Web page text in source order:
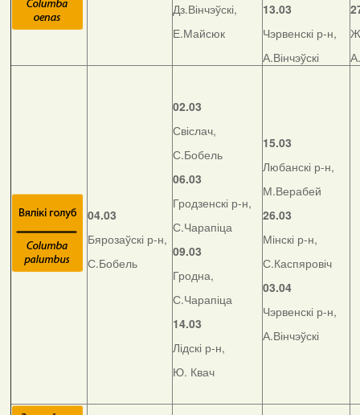
Дз.Вінчэўскі,
Е.Майсюк
13.03
Чэрвенскі р-н,
А.Вінчэўскі
04.03
Бярозаўскі р-н,
С.Бобель
02.03
Свіслач,
С.Бобель
06.03
Гродзенскі р-н,
С.Чарапіца
09.03
Гродна,
С.Чарапіца
14.03
Лідскі р-н,
Ю. Квач
15.03
Любанскі р-н,
М.Верабей
26.03
Мінскі р-н,
С.Каспяровіч
03.04
Чэрвенскі р-н,
А.Вінчэўскі